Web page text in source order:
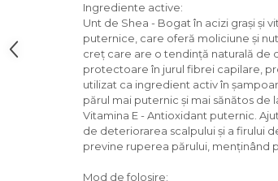
Ingrediente active:
Unt de Shea - Bogat în acizi grași și
puternice, care oferă moliciune și
creț care are o tendință naturală de
protectoare în jurul fibrei capilare,
utilizat ca ingredient activ în
părul mai puternic și mai sănătos de
Vitamina E - Antioxidant puternic.
de deteriorarea scalpului și a firului
previne ruperea părului, menținând
Mod de folosire: